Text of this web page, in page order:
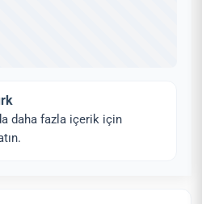
daha fazla içerik için